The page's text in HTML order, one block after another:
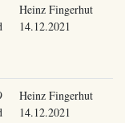
Heinz Fingerhut
14.12.2021
Heinz Fingerhut
14.12.2021